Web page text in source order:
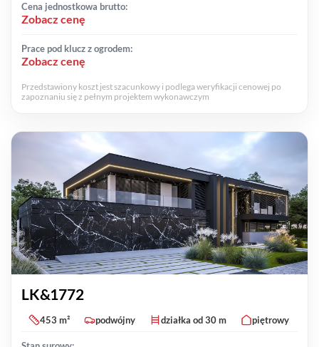
Cena jednostkowa brutto:
Zobacz cenę
Prace pod klucz z ogrodem:
Zobacz cenę
Przedstawiony koszt jest szacunkowy i podlega weryfikacji cenowej po
zapoznaniu się z pełnym projektem wykonawczym
LK&1772
453 m² podwójny działka od 30 m piętrowy